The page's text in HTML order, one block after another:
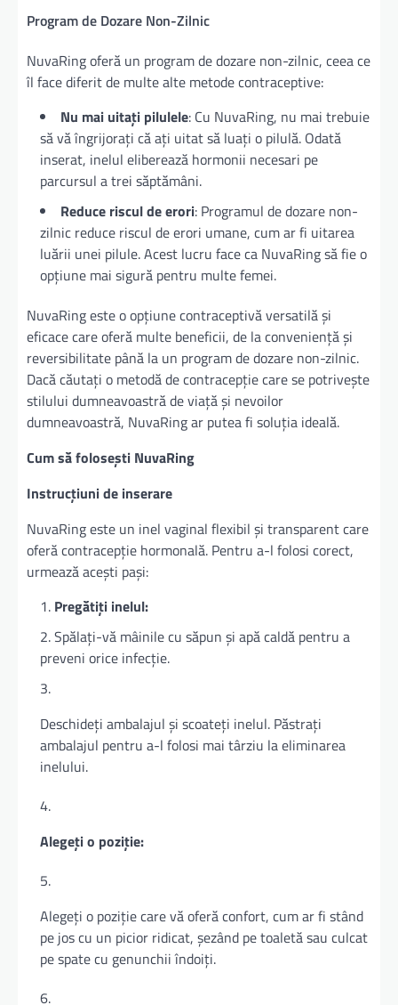
Program de Dozare Non-Zilnic
NuvaRing oferă un program de dozare non-zilnic, ceea ce
îl face diferit de multe alte metode contraceptive:
Nu mai uitați pilulele: Cu NuvaRing, nu mai trebuie
să vă îngrijorați că ați uitat să luați o pilulă. Odată
inserat, inelul eliberează hormonii necesari pe
parcursul a trei săptămâni.
Reduce riscul de erori: Programul de dozare non-
zilnic reduce riscul de erori umane, cum ar fi uitarea
luării unei pilule. Acest lucru face ca NuvaRing să fie o
opțiune mai sigură pentru multe femei.
NuvaRing este o opțiune contraceptivă versatilă și
eficace care oferă multe beneficii, de la conveniență și
reversibilitate până la un program de dozare non-zilnic.
Dacă căutați o metodă de contracepție care se potrivește
stilului dumneavoastră de viață și nevoilor
dumneavoastră, NuvaRing ar putea fi soluția ideală.
Cum să folosești NuvaRing
Instrucțiuni de inserare
NuvaRing este un inel vaginal flexibil și transparent care
oferă contracepție hormonală. Pentru a-l folosi corect,
urmează acești pași:
Pregătiți inelul:
Spălați-vă mâinile cu săpun și apă caldă pentru a
preveni orice infecție.
Deschideți ambalajul și scoateți inelul. Păstrați
ambalajul pentru a-l folosi mai târziu la eliminarea
inelului.
Alegeți o poziție:
Alegeți o poziție care vă oferă confort, cum ar fi stând
pe jos cu un picior ridicat, șezând pe toaletă sau culcat
pe spate cu genunchii îndoiți.